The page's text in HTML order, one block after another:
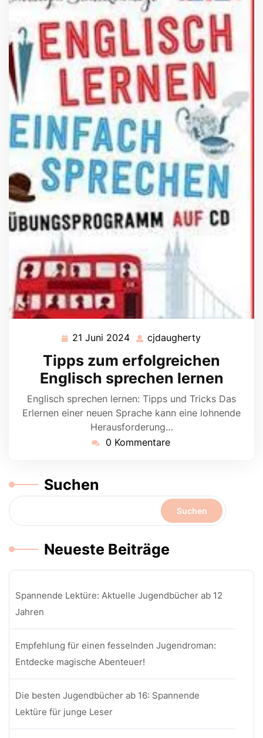
21 Juni 2024 21
Juni
2024
cjdaugherty
Tipps zum erfolgreichen
Englisch sprechen lernen
Englisch sprechen lernen: Tipps und Tricks Das
Erlernen einer neuen Sprache kann eine lohnende
Herausforderung…
0 Kommentare
Suchen
Suchen
Neueste Beiträge
Spannende Lektüre: Aktuelle Jugendbücher ab 12
Jahren
Empfehlung für einen fesselnden Jugendroman:
Entdecke magische Abenteuer!
Die besten Jugendbücher ab 16: Spannende
Lektüre für junge Leser